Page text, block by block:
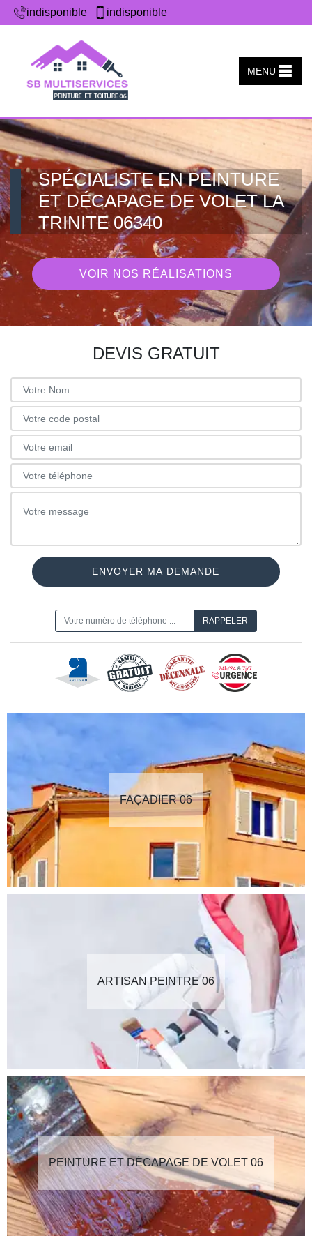
indisponible indisponible
MENU
SPÉCIALISTE EN PEINTURE
ET DÉCAPAGE DE VOLET LA
TRINITE 06340
VOIR NOS RÉALISATIONS
DEVIS GRATUIT
FAÇADIER 06
ARTISAN PEINTRE 06
PEINTURE ET DÉCAPAGE DE VOLET 06